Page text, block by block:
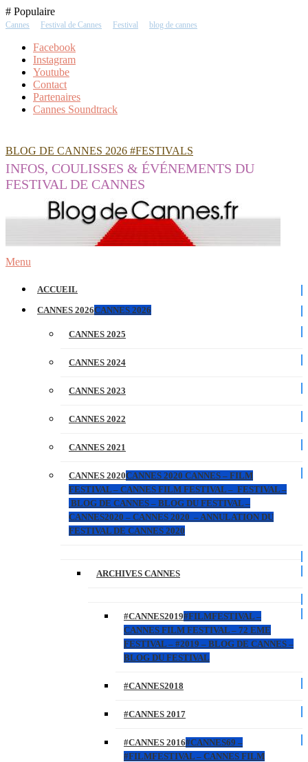
Skip
To
# Populaire
Cannes Festival de Cannes Festival blog de cannes
Facebook
Instagram
Youtube
Contact
Partenaires
Cannes Soundtrack
BLOG DE CANNES 2026 #FESTIVALS
INFOS, COULISSES & ÉVÉNEMENTS DU
FESTIVAL DE CANNES
Menu
ACCUEIL
CANNES 2026CANNES 2026
CANNES 2025
CANNES 2024
CANNES 2023
CANNES 2022
CANNES 2021
CANNES 2020CANNES 2020 CANNES – FILM
FESTIVAL – CANNES FILM FESTIVAL – FESTIVAL –
BLOG DE CANNES – BLOG DU FESTIVAL –
CANNES2020 – CANNES 2020 – ANNULATION DU
FESTIVAL DE CANNES 2020
ARCHIVES CANNES
#CANNES2019#FILMFESTIVAL –
CANNES FILM FESTIVAL – 72 EME
FESTIVAL – #2019 – BLOG DE CANNES –
BLOG DU FESTIVAL
#CANNES2018
#CANNES 2017
#CANNES 2016#CANNES69 –
#FILMFESTIVAL – CANNES FILM